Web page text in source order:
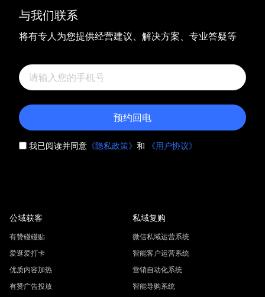
与我们联系
将有专人为您提供经营建议、解决方案、专业答疑等
预约回电
我已阅读并同意 《隐私政策》 和 《用户协议》
公域获客
有赞碰碰贴
爱逛爱打卡
优质内容加热
有赞广告投放
私域复购
微信私域运营系统
智能客户运营系统
营销自动化系统
智能导购系统